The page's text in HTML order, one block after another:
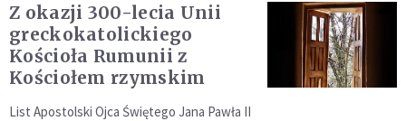
Z okazji 300-lecia Unii
greckokatolickiego
Kościoła Rumunii z
Kościołem rzymskim
List Apostolski Ojca Świętego Jana Pawła II